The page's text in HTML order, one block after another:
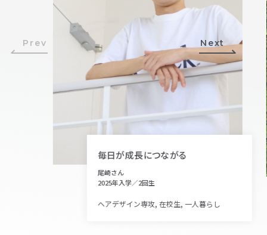
毎日が成長につながる
尾崎さん
2025年入学／2回生
ヘアデザイン専攻, 在校生, 一人暮らし